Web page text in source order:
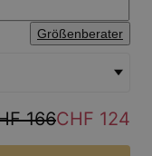
Größenberater
166CHF 124